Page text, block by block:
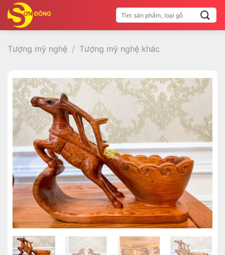
qua
nội
dung
Tìm
kiếm:
Tượng mỹ nghệ / Tượng mỹ nghệ khác